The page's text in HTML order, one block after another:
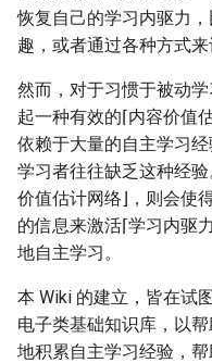
恢复自己的学习内驱力
趣，或者通过各种方式来
然而，对于习惯于被动
起一种有效的⌈内容价值
依赖于大量的自主学习
学习者往往缺乏这种经
价值估计网络⌋，则会使
的信息来激活⌈学习内驱
地自主学习。
本 Wiki 的建立，皆在试
电子类基础知识库，以
地积累自主学习经验，